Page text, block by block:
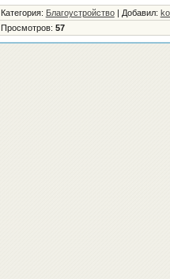
Категория: Благоустройство| Добавил:
Просмотров: 57